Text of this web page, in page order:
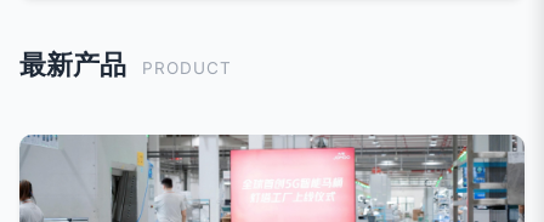
最新产品 PRODUCT